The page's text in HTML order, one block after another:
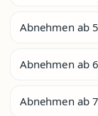
Abnehmen ab
Abnehmen ab
Abnehmen ab